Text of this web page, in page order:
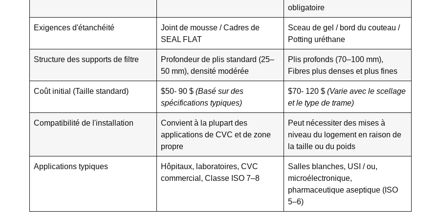
obligatoire
Exigences d'étanchéité
Joint de mousse / Cadres de
SEAL FLAT
Sceau de gel / bord du couteau /
Potting uréthane
Structure des supports de filtre
Profondeur de plis standard (25–
50 mm), densité modérée
Plis profonds (70–100 mm),
Fibres plus denses et plus fines
Coût initial (Taille standard) $50- 90 $(Basé sur des
spécifications typiques)
$70- 120 $(Varie avec le scellage
et le type de trame)
Compatibilité de l'installation
Convient à la plupart des
applications de CVC et de zone
propre
Peut nécessiter des mises à
niveau du logement en raison de
la taille ou du poids
Applications typiques
Hôpitaux, laboratoires, CVC
commercial, Classe ISO 7–8
Salles blanches, USI / ou,
microélectronique,
pharmaceutique aseptique (ISO
5–6)